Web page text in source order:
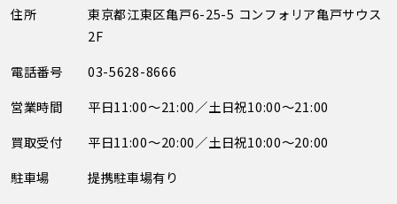
住所
東京都江東区亀戸6-25-5 コンフォリア亀戸サウス
2F
電話番号
03-5628-8666
営業時間
平日11:00～21:00／土日祝10:00～21:00
買取受付
平日11:00～20:00／土日祝10:00～20:00
駐車場
提携駐車場有り